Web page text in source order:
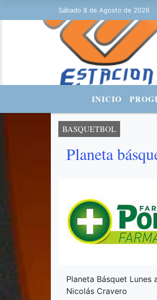
Sábado 8 de Agosto de 2026
Estacionurbana Radiourbana -
INICIO
BASQUETBOL
Planeta
Planeta Básquet
Nicolás Cravero